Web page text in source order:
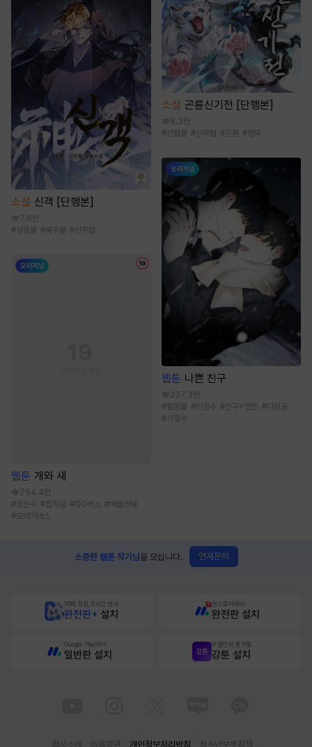
소설 신객 [단행본]
7.8만
#성장물 #복수물 #신무협
웹툰 개와 새
764.4만
#임신수 #집착공 #OO버스 #배틀연애
#오메가버스
소설 곤륜신기전 [단행본]
8.3만
#선협물 #신무협 #곤륜 #정파
웹툰 나쁜 친구
237.3만
#힐링물 #단정수 #친구>연인 #다정공
#까칠수
소중한 웹툰 작가님을 모십니다. 연재문의
10배 적립, 2시간 먼저
완전판+ 설치
원스토어에서
완전판 설치
Google Play에서
일반판 설치
무협만화 플랫폼
강툰 설치
회사소개 이용약관 개인정보처리방침 청소년보호정책